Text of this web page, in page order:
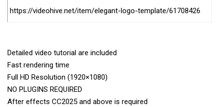
https://videohive.net/item/elegant-logo-template/61708426
Detailed video tutorial are included
Fast rendering time
Full HD Resolution (1920×1080)
NO PLUGINS REQUIRED
After effects CC2025 and above is required